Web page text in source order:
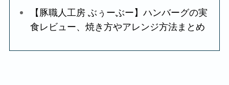
【豚職人工房 ぶぅーぶー】ハンバーグの実
食レビュー、焼き方やアレンジ方法まとめ